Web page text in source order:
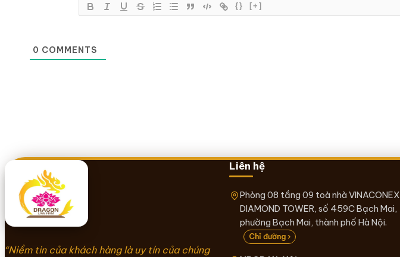
{} [+]
0 COMMENTS
“Niềm tin của khách hàng là uy tín của chúng
Liên hệ
Phòng 08 tầng 09 toà nhà VINACONEX
DIAMOND TOWER, số 459C Bạch Mai,
phường Bạch Mai, thành phố Hà Nội.
Chỉ đường ›